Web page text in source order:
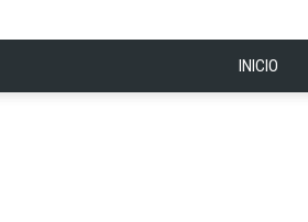
INICIO